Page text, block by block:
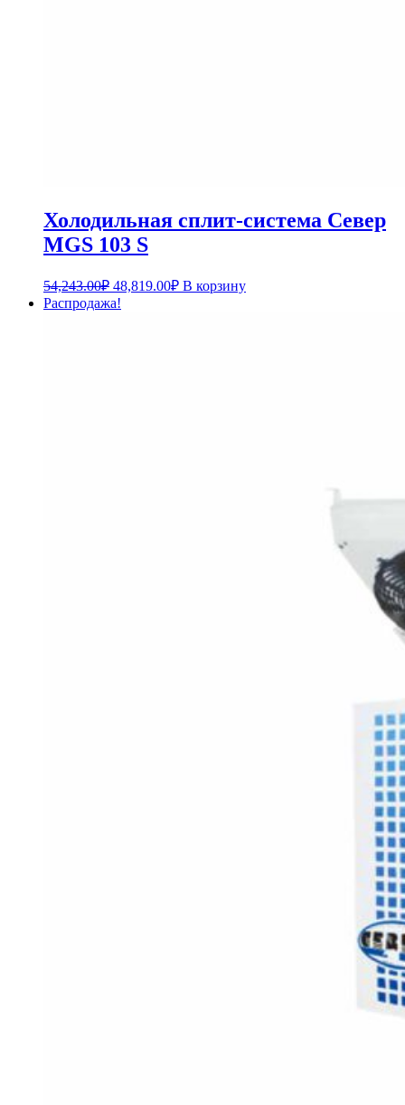
Холодильная сплит-система Север
MGS 103 S
54,243.00₽ 48,819.00₽ В корзину
Распродажа!